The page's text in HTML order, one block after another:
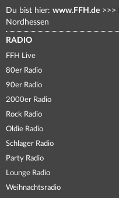
Du bist hier: www.FFH.de >>>
Nordhessen
RADIO
FFH Live
80er Radio
90er Radio
2000er Radio
Rock Radio
Oldie Radio
Schlager Radio
Party Radio
Lounge Radio
Weihnachtsradio